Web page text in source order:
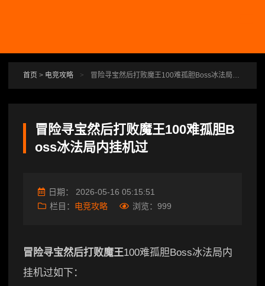
首页 > 电竞攻略 > 冒险寻宝然后打败魔王100难孤胆Boss冰法局内挂机过
冒险寻宝然后打败魔王100难孤胆B
oss冰法局内挂机过
日期： 2026-05-16 05:15:51
栏目： 电竞攻略 浏览： 999
冒险寻宝然后打败魔王100难孤胆Boss冰法局内
挂机过如下：